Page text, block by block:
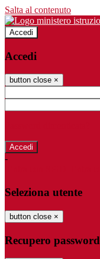
Salta al contenuto
Accedi
Accedi
button close ×
-
Seleziona utente
button close ×
Recupero password